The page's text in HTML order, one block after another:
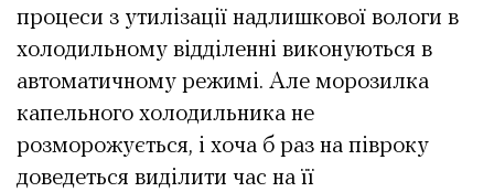
процеси з утилізації надлишкової вологи в
холодильному відділенні виконуються в
автоматичному режимі. Але морозилка
капельного холодильника не
розморожується, і хоча б раз на півроку
доведеться виділити час на її